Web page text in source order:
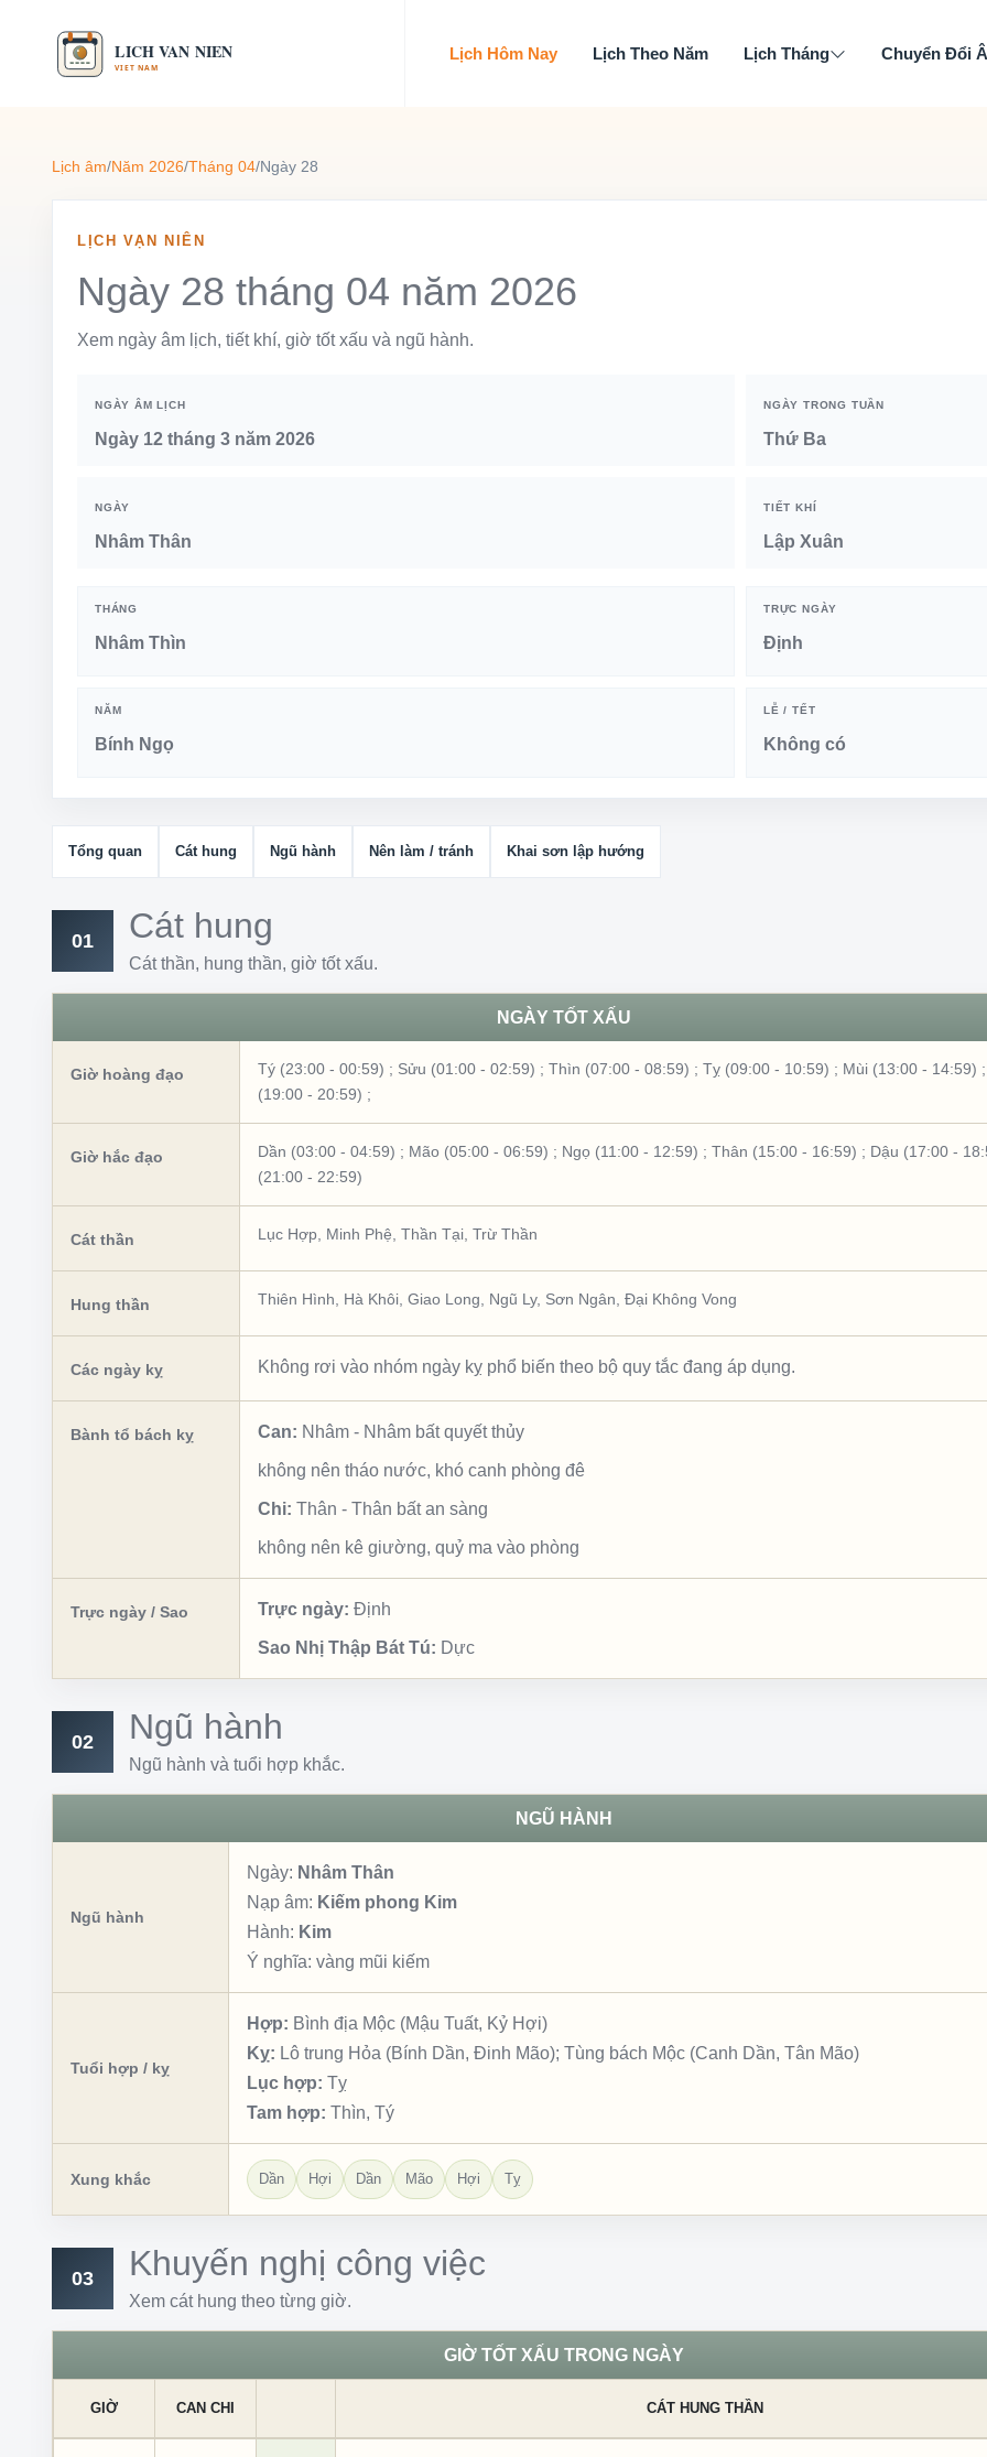
Lịch Hôm Nay Lịch Theo Năm Lịch Tháng Chuyển Đổi
Lịch âm/Năm 2026/Tháng 04/Ngày 28
LỊCH VẠN NIÊN
Ngày 28 tháng 04 năm 2026
Xem ngày âm lịch, tiết khí, giờ tốt xấu và ngũ hành.
NGÀY ÂM LỊCH
Ngày 12 tháng 3 năm 2026
NGÀY TRONG TUẦN
Thứ Ba
NGÀY
Nhâm Thân
TIẾT KHÍ
Lập Xuân
THÁNG
Nhâm Thìn
TRỰC NGÀY
Định
NĂM
Bính Ngọ
LỄ / TẾT
Không có
Tổng quan Cát hung Ngũ hành Nên làm / tránh Khai sơn lập hướng
01 Cát hung
Cát thần, hung thần, giờ tốt xấu.
NGÀY TỐT XẤU
Giờ hoàng đạo Tý (23:00 - 00:59) ; Sửu (01:00 - 02:59) ; Thìn (07:00 - 08:59) ; Tỵ (09:00 - 10:59) ; Mùi (13:00 - 14:59) ;
(19:00 - 20:59) ;
Giờ hắc đạo Dần (03:00 - 04:59) ; Mão (05:00 - 06:59) ; Ngọ (11:00 - 12:59) ; Thân (15:00 - 16:59) ; Dậu (17:00 -
(21:00 - 22:59)
Cát thần Lục Hợp Minh Phệ Thần Tại Trừ Thần
Hung thần Thiên Hình Hà Khôi Giao Long Ngũ Ly, Sơn Ngân Đại Không Vong
Các ngày kỵ Không rơi vào nhóm ngày kỵ phổ biến theo bộ quy tắc đang áp dụng.
Bành tổ bách kỵ Can: Nhâm - Nhâm bất quyết thủy
không nên tháo nước, khó canh phòng đê
Chi: Thân - Thân bất an sàng
không nên kê giường, quỷ ma vào phòng
Trực ngày / Sao Trực ngày: Định
Sao Nhị Thập Bát Tú: Dực
02 Ngũ hành
Ngũ hành và tuổi hợp khắc.
NGŨ HÀNH
Ngũ hành
Ngày: Nhâm Thân
Nạp âm: Kiếm phong Kim
Hành: Kim
Ý nghĩa: vàng mũi kiếm
Tuổi hợp / kỵ
Hợp: Bình địa Mộc (Mậu Tuất, Kỷ Hợi)
Kỵ: Lô trung Hỏa (Bính Dần, Đinh Mão); Tùng bách Mộc (Canh Dần, Tân Mão)
Lục hợp: Tỵ
Tam hợp: Thìn, Tý
Xung khắc Dần Hợi Dần Mão Hợi Tỵ
03 Khuyến nghị công việc
Xem cát hung theo từng giờ.
GIỜ TỐT XẤU TRONG NGÀY
GIỜ CAN CHI CÁT HUNG THẦN